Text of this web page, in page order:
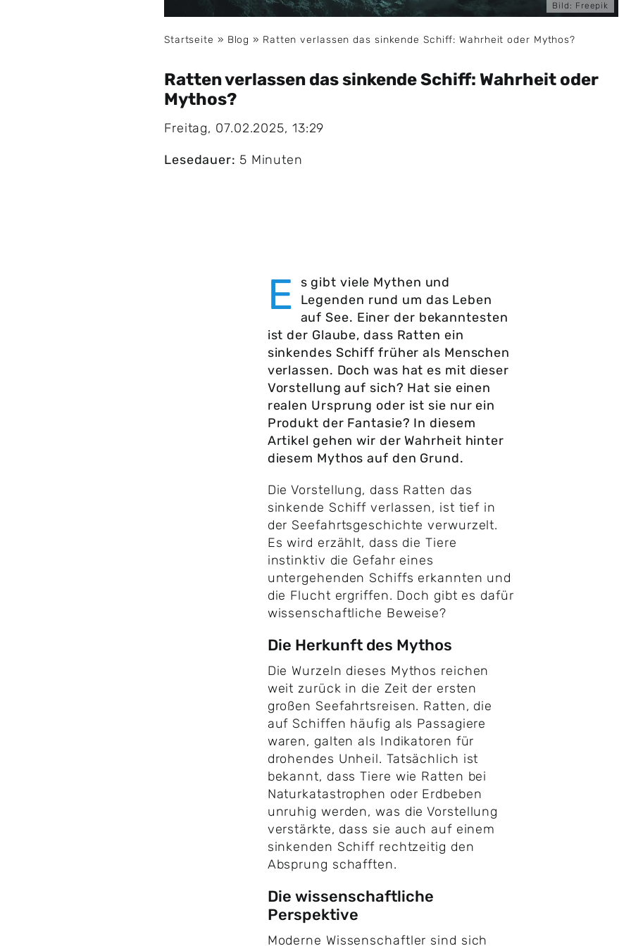
Bild: Freepik
Startseite » Blog » Ratten verlassen das sinkende Schiff: Wahrheit oder Mythos?
Ratten verlassen das sinkende Schiff: Wahrheit oder
Mythos?
Freitag, 07.02.2025, 13:29
Lesedauer: 5 Minuten
E
s gibt viele Mythen und
Legenden rund um das Leben
auf See. Einer der bekanntesten
ist der Glaube, dass Ratten ein
sinkendes Schiff früher als Menschen
verlassen. Doch was hat es mit dieser
Vorstellung auf sich? Hat sie einen
realen Ursprung oder ist sie nur ein
Produkt der Fantasie? In diesem
Artikel gehen wir der Wahrheit hinter
diesem Mythos auf den Grund.
Die Vorstellung, dass Ratten das
sinkende Schiff verlassen, ist tief in
der Seefahrtsgeschichte verwurzelt.
Es wird erzählt, dass die Tiere
instinktiv die Gefahr eines
untergehenden Schiffs erkannten und
die Flucht ergriffen. Doch gibt es dafür
wissenschaftliche Beweise?
Die Herkunft des Mythos
Die Wurzeln dieses Mythos reichen
weit zurück in die Zeit der ersten
großen Seefahrtsreisen. Ratten, die
auf Schiffen häufig als Passagiere
waren, galten als Indikatoren für
drohendes Unheil. Tatsächlich ist
bekannt, dass Tiere wie Ratten bei
Naturkatastrophen oder Erdbeben
unruhig werden, was die Vorstellung
verstärkte, dass sie auch auf einem
sinkenden Schiff rechtzeitig den
Absprung schafften.
Die wissenschaftliche
Perspektive
Moderne Wissenschaftler sind sich